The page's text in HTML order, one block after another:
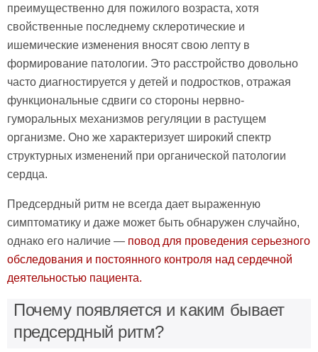
преимущественно для пожилого возраста, хотя
свойственные последнему склеротические и
ишемические изменения вносят свою лепту в
формирование патологии. Это расстройство довольно
часто диагностируется у детей и подростков, отражая
функциональные сдвиги со стороны нервно-
гуморальных механизмов регуляции в растущем
организме. Оно же характеризует широкий спектр
структурных изменений при органической патологии
сердца.
Предсердный ритм не всегда дает выраженную
симптоматику и даже может быть обнаружен случайно,
однако его наличие — повод для проведения серьезного
обследования и постоянного контроля над сердечной
деятельностью пациента.
Почему появляется и каким бывает
предсердный ритм?